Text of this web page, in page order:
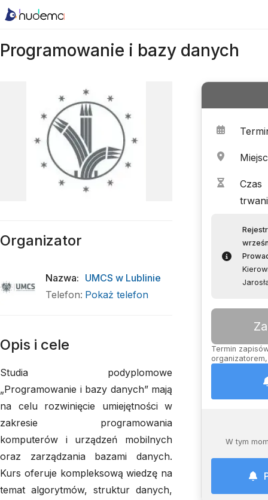
Programowanie i bazy danych
Czas
Termin
W tym
Organizator
Nazwa: UMCS w Lublinie
Telefon: Pokaż telefon
Opis i cele
Studia podyplomowe
„Programowanie i bazy danych” mają
na celu rozwinięcie umiejętności w
zakresie programowania
komputerów i urządzeń mobilnych
oraz zarządzania bazami danych.
Kurs oferuje kompleksową wiedzę na
temat algorytmów, struktur danych,